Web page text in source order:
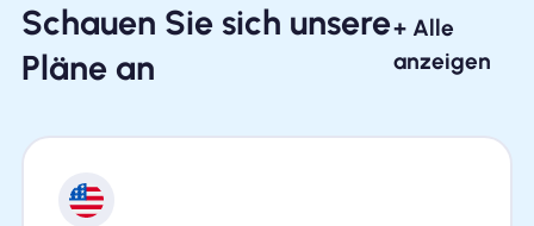
Schauen Sie sich unsere
Pläne an
+ Alle
anzeigen